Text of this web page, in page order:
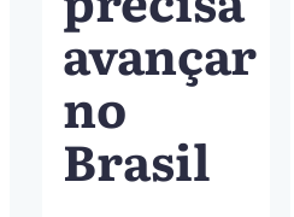
avançar
no
Brasil